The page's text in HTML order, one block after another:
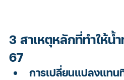
3 สาเหตุหลักที่ทำให้น้
67
การเปลี่ยนแปลงแทน